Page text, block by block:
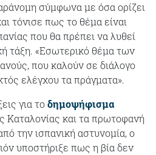
σύμφωνα με όσα ορίζει
τόνισε πως το θέμα είναι
που θα πρέπει να λυθεί
τάξη. «Εσωτερικό θέμα των
που καλούν σε διάλογο
ελέγχου τα πράγματα».
για τοδημοψήφισμα
Καταλονίας και τα πρωτοφανή
την ισπανική αστυνομία, ο
υποστήριξε πως η βία δεν